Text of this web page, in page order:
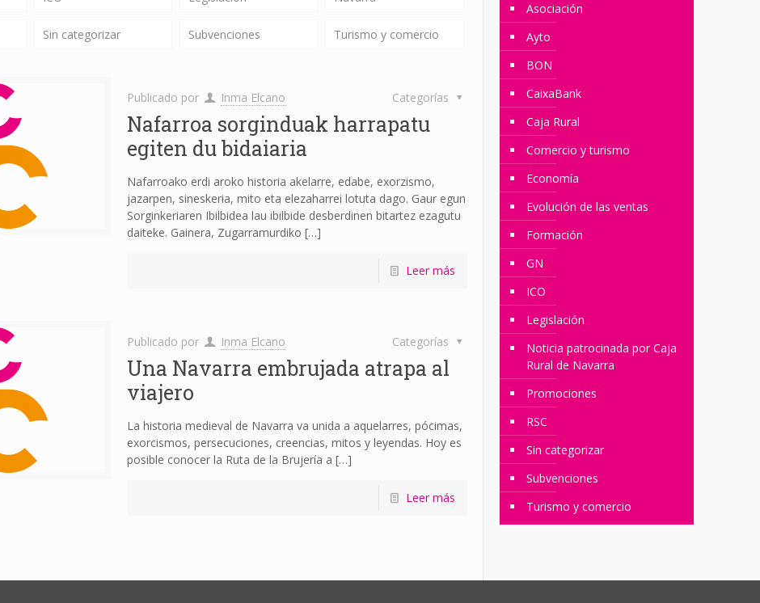
Sin categorizar Subvenciones Turismo y comercio
Publicado por Inma Elcano Categorías
Nafarroa sorginduak harrapatu
egiten du bidaiaria
Nafarroako erdi aroko historia akelarre, edabe, exorzismo,
jazarpen, sineskeria, mito eta elezaharrei lotuta dago. Gaur egun
Sorginkeriaren Ibilbidea lau ibilbide desberdinen bitartez ezagutu
daiteke. Gainera, Zugarramurdiko […]
Leer más
Publicado por Inma Elcano Categorías
Una Navarra embrujada atrapa al
viajero
La historia medieval de Navarra va unida a aquelarres, pócimas,
exorcismos, persecuciones, creencias, mitos y leyendas. Hoy es
posible conocer la Ruta de la Brujería a […]
Leer más
Asociación
Ayto
BON
CaixaBank
Caja Rural
Comercio y turismo
Economía
Evolución de las ventas
Formación
GN
ICO
Legislación
Noticia patrocinada por Caja
Rural de Navarra
Promociones
RSC
Sin categorizar
Subvenciones
Turismo y comercio